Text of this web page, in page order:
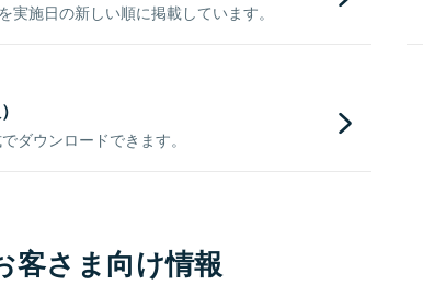
施日の新しい順に掲載しています。
ダウンロードできます。
客さま向け情報